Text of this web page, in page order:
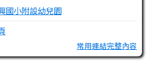
國小附設幼兒園
常用連結完整內容